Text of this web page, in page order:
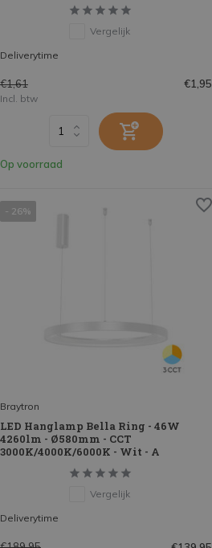
Vergelijk
Deliverytime
€1,61 €1,95
Incl. btw
Op voorraad
- 26%
Braytron
LED Hanglamp Bella Ring - 46W
4260lm - Ø580mm - CCT
3000K/4000K/6000K - Wit - A
Vergelijk
Deliverytime